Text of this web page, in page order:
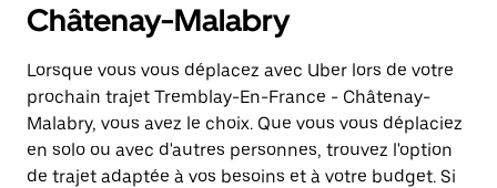
Châtenay-Malabry
Lorsque vous vous déplacez avec Uber lors de votre
prochain trajet Tremblay-En-France - Châtenay-
Malabry, vous avez le choix. Que vous vous déplaciez
en solo ou avec d'autres personnes, trouvez l'option
de trajet adaptée à vos besoins et à votre budget. Si